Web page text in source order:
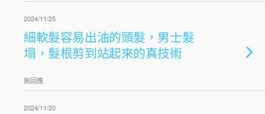
2024/11/25
細軟髮容易出油的頭髮，男士髮
塌，髮根剪到站起來的真技術
無回應
2024/11/20